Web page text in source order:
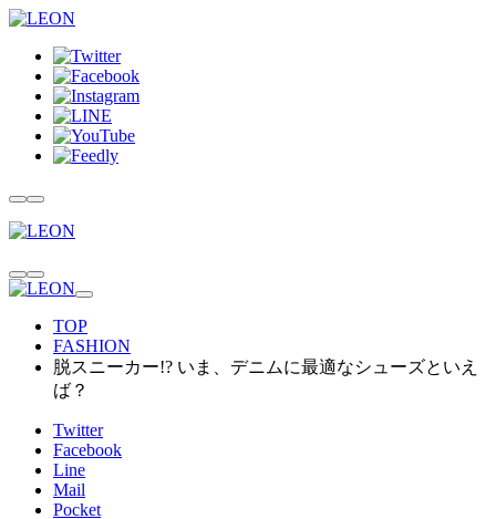
TOP
FASHION
脱スニーカー!? いま、デニムに最適なシューズといえ
ば？
Twitter
Facebook
Line
Mail
Pocket